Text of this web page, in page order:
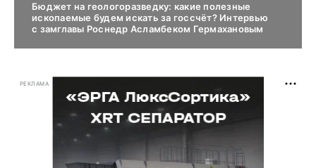
Бюджет на геологоразведку: какие полезные
ископаемые будем искать за госсчёт? Интервью
с замглавы Роснедр Асламбеком Гермахановым
РЕКЛАМА